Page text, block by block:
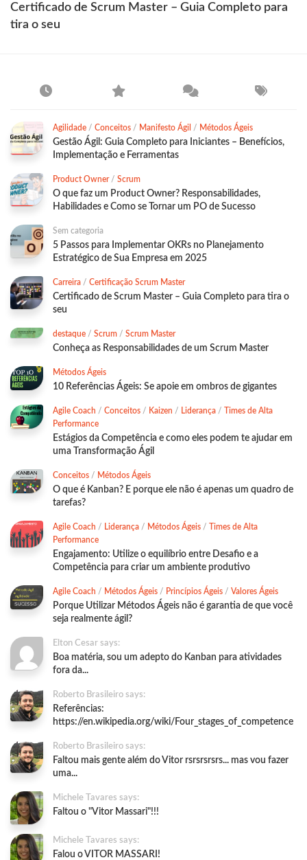
Certificado de Scrum Master – Guia Completo para
tira o seu
Agilidade / Conceitos / Manifesto Ágil / Métodos Ágeis
Gestão Ágil: Guia Completo para Iniciantes – Benefícios,
Implementação e Ferramentas
Product Owner/ Scrum
O que faz um Product Owner? Responsabilidades,
Habilidades e Como se Tornar um PO de Sucesso
Sem categoria
5 Passos para Implementar OKRs no Planejamento
Estratégico de Sua Empresa em 2025
Carreira / Certificação Scrum Master
Certificado de Scrum Master – Guia Completo para tira o
seu
destaque / Scrum / Scrum Master
Conheça as Responsabilidades de um Scrum Master
Métodos Ágeis
10 Referências Ágeis: Se apoie em ombros de gigantes
Agile Coach / Conceitos / Kaizen / Liderança / Times de Alta
Performance
Estágios da Competência e como eles podem te ajudar em
uma Transformação Ágil
Conceitos / Métodos Ágeis
O que é Kanban? E porque ele não é apenas um quadro de
tarefas?
Agile Coach / Liderança / Métodos Ágeis / Times de Alta
Performance
Engajamento: Utilize o equilíbrio entre Desafio e a
Competência para criar um ambiente produtivo
Agile Coach / Métodos Ágeis / Princípios Ágeis / Valores Ágeis
Porque Utilizar Métodos Ágeis não é garantia de que você
seja realmente ágil?
Elton Cesar says:
Boa matéria, sou um adepto do Kanban para atividades
fora da...
Roberto Brasileiro says:
Referências:
https://en.wikipedia.org/wiki/Four_stages_of_competence
Roberto Brasileiro says:
Faltou mais gente além do Vitor rsrsrsrsrs... mas vou fazer
uma...
Michele Tavares says:
Faltou o "Vitor Massari"!!!
Michele Tavares says:
Falou o VITOR MASSARI!